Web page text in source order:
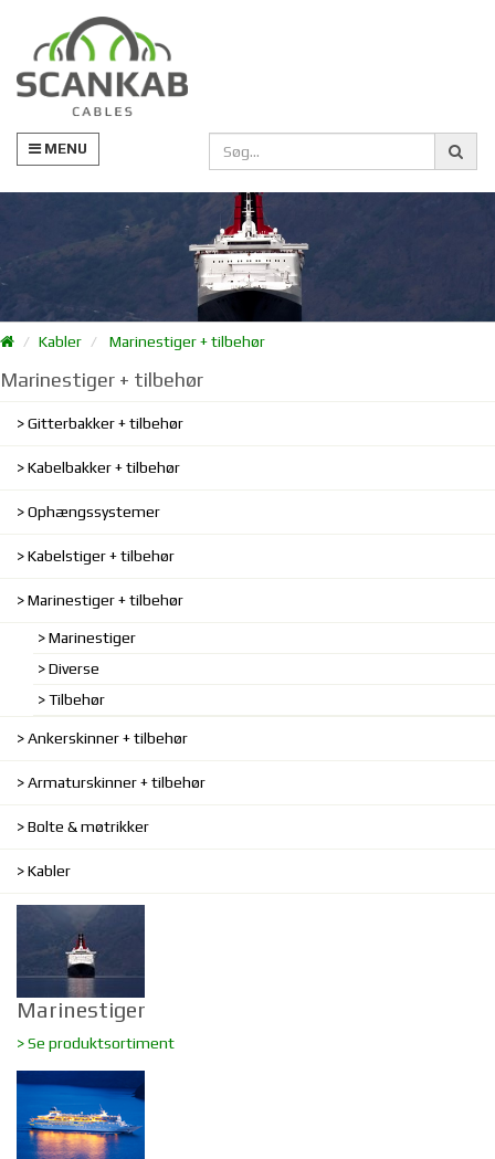
MENU
Kabler Marinestiger + tilbehør
Marinestiger + tilbehør
Gitterbakker + tilbehør
Kabelbakker + tilbehør
Ophængssystemer
Kabelstiger + tilbehør
Marinestiger + tilbehør
Marinestiger
Diverse
Tilbehør
Ankerskinner + tilbehør
Armaturskinner + tilbehør
Bolte & møtrikker
Kabler
Marinestiger
> Se produktsortiment